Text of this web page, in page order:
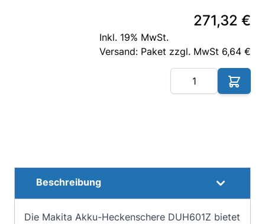
271,32 €
Inkl. 19% MwSt.
Versand: Paket zzgl. MwSt 6,64 €
Beschreibung
Die Makita Akku-Heckenschere DUH601Z bietet